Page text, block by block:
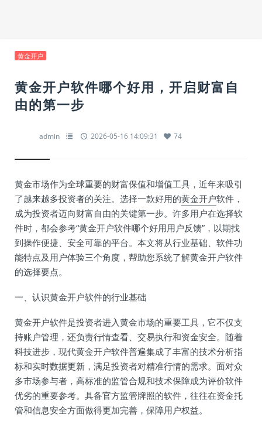
黄金开户
黄金开户软件哪个好用，开启财富自
由的第一步
admin 2026-05-16 14:09:31 74
黄金市场作为全球重要的财富保值和增值工具，近年来吸引
了越来越多投资者的关注。选择一款好用的黄金开户软件，
成为投资者迈向财富自由的关键第一步。许多用户在选择软
件时，都会参考“黄金开户软件哪个好用用户反馈”，以期找
到操作便捷、安全可靠的平台。本文将从行业基础、软件功
能特点及用户体验三个角度，帮助您系统了解黄金开户软件
的选择要点。
一、认识黄金开户软件的行业基础
黄金开户软件是投资者进入黄金市场的重要工具，它不仅支
持账户管理，还负责行情查看、交易执行和资金安全。随着
科技进步，现代黄金开户软件普遍集成了丰富的技术分析指
标和实时数据更新，满足投资者对精准行情的需求。面对众
多市场参与者，高标准的监管合规和技术保障成为评价软件
优劣的重要参考。具备官方监管牌照的软件，往往在资金托
管和信息安全方面做得更加完善，保障用户权益。